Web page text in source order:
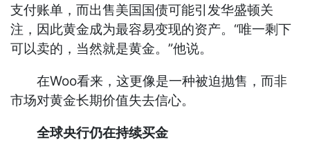
支付账单，而出售美国国债可能引发华盛顿关
注，因此黄金成为最容易变现的资产。“唯一剩下
可以卖的，当然就是黄金。”他说。
在Woo看来，这更像是一种被迫抛售，而非
市场对黄金长期价值失去信心。
全球央行仍在持续买金